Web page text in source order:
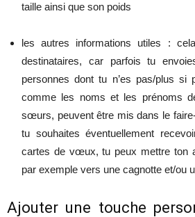
taille ainsi que son poids
les autres informations utiles :
destinataires, car parfois tu
personnes dont tu n’es pas/plus si
comme les noms et les prénoms
sœurs, peuvent être mis dans le
tu souhaites éventuellement
cartes de vœux, tu peux mettre ton
par exemple vers une cagnotte et/ou
Ajouter une touche